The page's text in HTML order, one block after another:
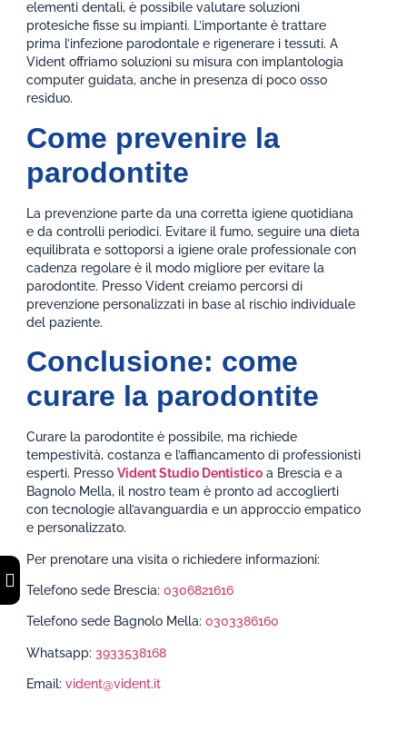
elementi dentali, è possibile valutare soluzioni
protesiche fisse su impianti. L’importante è trattare
prima l’infezione parodontale e rigenerare i tessuti. A
Vident offriamo soluzioni su misura con implantologia
computer guidata, anche in presenza di poco osso
residuo.
Come prevenire la
parodontite
La prevenzione parte da una corretta igiene quotidiana
e da controlli periodici. Evitare il fumo, seguire una dieta
equilibrata e sottoporsi a igiene orale professionale con
cadenza regolare è il modo migliore per evitare la
parodontite. Presso Vident creiamo percorsi di
prevenzione personalizzati in base al rischio individuale
del paziente.
Conclusione: come
curare la parodontite
Curare la parodontite è possibile, ma richiede
tempestività, costanza e l’affiancamento di professionisti
esperti. PressoVident Studio Dentistico a Brescia e a
Bagnolo Mella, il nostro team è pronto ad accoglierti
con tecnologie all’avanguardia e un approccio empatico
e personalizzato.
Per prenotare una visita o richiedere informazioni:
Telefono sede Brescia:0306821616
Telefono sede Bagnolo Mella:0303386160
Whatsapp:3933538168
Email:vident@vident.it